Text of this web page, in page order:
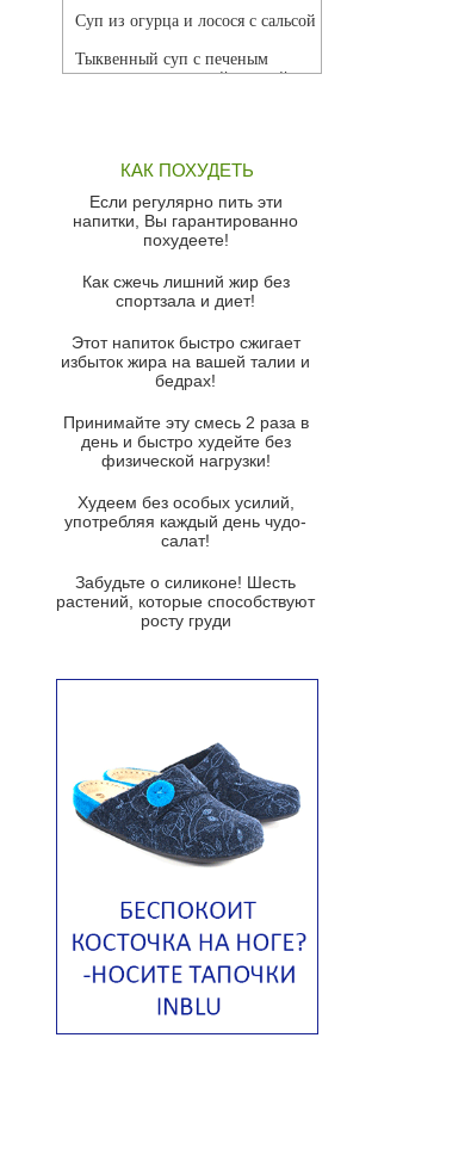
Суп из огурца и лосося с сальсой
Тыквенный суп с печеным
чесноком и томатной сальсой
красного перца
Парижский луковый суп
Суп из спаржи и горошка с
Суп-крем из цветной капусты
Французский луковый суп
Суп из баклажанов с моцареллой
Грибной крем-суп с кростини с
козьим сыром
Суп мисо с зеленым луком и
тофу
из рукколы
Португальский чесночный суп с
Ирландский картофельный суп
Суп из пастернака
Пряный морковный суп во время
зимних холодов
Американский суп из красной
фасоли с сальсой гуакамоле
Острый чечевичный суп с
кремом из петрушки
Суп с лапшой рамен в
КАК ПОХУДЕТЬ
Если регулярно пить эти
напитки, Вы гарантированно
похудеете!
Как сжечь лишний жир без
спортзала и диет!
Этот напиток быстро сжигает
избыток жира на вашей талии и
бедрах!
Принимайте эту смесь 2 раза в
день и быстро худейте без
физической нагрузки!
Худеем без особых усилий,
употребляя каждый день чудо-
салат!
Забудьте о силиконе! Шесть
растений, которые способствуют
росту груди